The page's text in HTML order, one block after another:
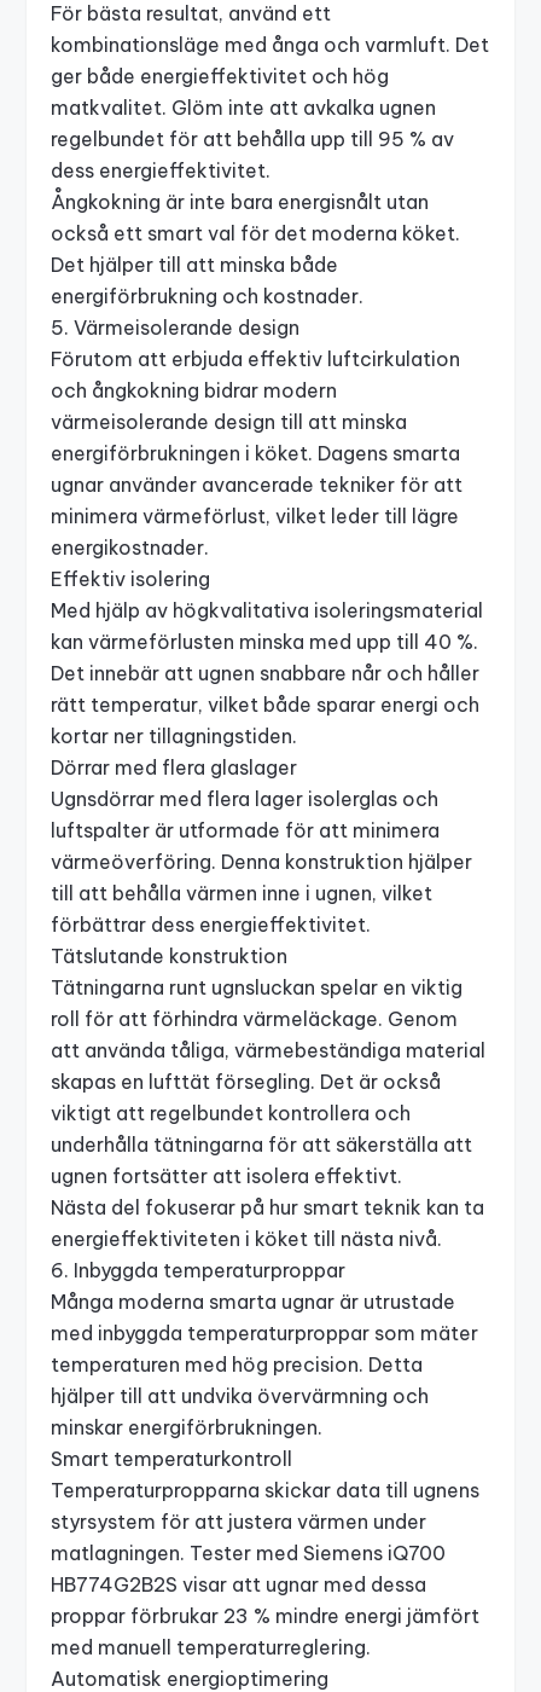
För bästa resultat, använd ett
kombinationsläge med ånga och varmluft. Det
ger både energieffektivitet och hög
matkvalitet. Glöm inte att avkalka ugnen
regelbundet för att behålla upp till 95 % av
dess energieffektivitet.
Ångkokning är inte bara energisnålt utan
också ett smart val för det moderna köket.
Det hjälper till att minska både
energiförbrukning och kostnader.
5. Värmeisolerande design
Förutom att erbjuda effektiv luftcirkulation
och ångkokning bidrar modern
värmeisolerande design till att minska
energiförbrukningen i köket. Dagens smarta
ugnar använder avancerade tekniker för att
minimera värmeförlust, vilket leder till lägre
energikostnader.
Effektiv isolering
Med hjälp av högkvalitativa isoleringsmaterial
kan värmeförlusten minska med upp till 40 %.
Det innebär att ugnen snabbare når och håller
rätt temperatur, vilket både sparar energi och
kortar ner tillagningstiden.
Dörrar med flera glaslager
Ugnsdörrar med flera lager isolerglas och
luftspalter är utformade för att minimera
värmeöverföring. Denna konstruktion hjälper
till att behålla värmen inne i ugnen, vilket
förbättrar dess energieffektivitet.
Tätslutande konstruktion
Tätningarna runt ugnsluckan spelar en viktig
roll för att förhindra värmeläckage. Genom
att använda tåliga, värmebeständiga material
skapas en lufttät försegling. Det är också
viktigt att regelbundet kontrollera och
underhålla tätningarna för att säkerställa att
ugnen fortsätter att isolera effektivt.
Nästa del fokuserar på hur smart teknik kan ta
energieffektiviteten i köket till nästa nivå.
6. Inbyggda temperaturproppar
Många moderna smarta ugnar är utrustade
med inbyggda temperaturproppar som mäter
temperaturen med hög precision. Detta
hjälper till att undvika övervärmning och
minskar energiförbrukningen.
Smart temperaturkontroll
Temperaturpropparna skickar data till ugnens
styrsystem för att justera värmen under
matlagningen. Tester medSiemens iQ700
HB774G2B2S visar att ugnar med dessa
proppar förbrukar 23 % mindre energi jämfört
med manuell temperaturreglering.
Automatisk energioptimering